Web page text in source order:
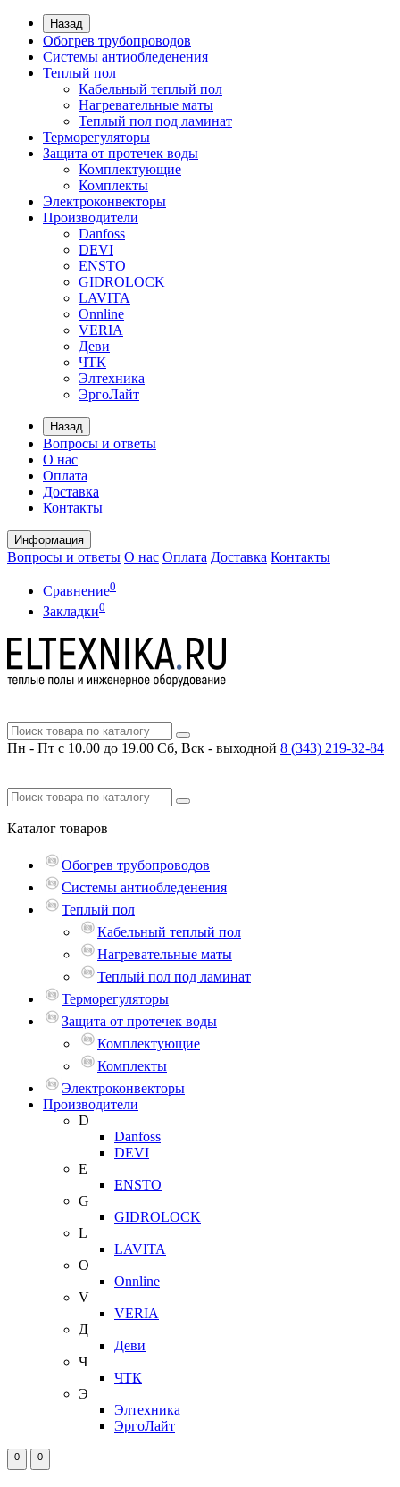
Назад
Обогрев трубопроводов
Системы антиобледенения
Теплый пол
Кабельный теплый пол
Нагревательные маты
Теплый пол под ламинат
Терморегуляторы
Защита от протечек воды
Комплектующие
Комплекты
Электроконвекторы
Производители
Danfoss
DEVI
ENSTO
GIDROLOCK
LAVITA
Onnline
VERIA
Деви
ЧТК
Элтехника
ЭргоЛайт
Назад
Вопросы и ответы
О нас
Оплата
Доставка
Контакты
Информация
Вопросы и ответы О нас Оплата Доставка Контакты
Сравнение0
Закладки0
Пн - Пт с 10.00 до 19.00 Сб, Вск - выходной 8 (343) 219-32-84
Каталог товаров
Обогрев трубопроводов
Системы антиобледенения
Теплый пол
Кабельный теплый пол
Нагревательные маты
Теплый пол под ламинат
Терморегуляторы
Защита от протечек воды
Комплектующие
Комплекты
Электроконвекторы
Производители
D
Danfoss
DEVI
E
ENSTO
G
GIDROLOCK
L
LAVITA
O
Onnline
V
VERIA
Д
Деви
Ч
ЧТК
Э
Элтехника
ЭргоЛайт
0 0